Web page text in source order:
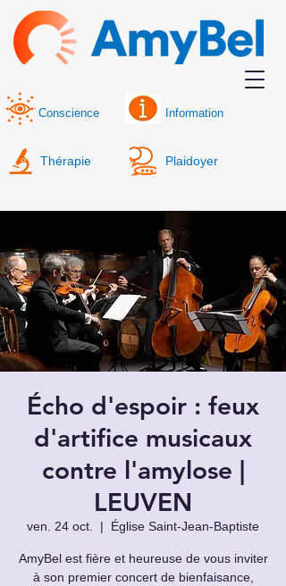
Thérapie Plaidoyer
Conscience Information
Écho d'espoir : feux
d'artifice musicaux
contre l'amylose |
LEUVEN
ven. 24 oct.
  |
Église Saint-Jean-Baptiste
AmyBel est fière et heureuse de vous inviter
à son premier concert de bienfaisance,